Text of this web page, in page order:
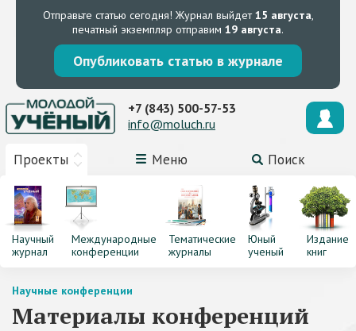
Отправьте статью сегодня! Журнал выйдет15 августа,
печатный экземпляр отправим 19 августа.
Опубликовать статью в журнале
Проекты Меню Поиск
+7 (843) 500-57-53
info@moluch.ru
Научный
журнал
Международные
конференции
Тематические
журналы
Юный
ученый
Издание
книг
Научные конференции
Материалы конференций